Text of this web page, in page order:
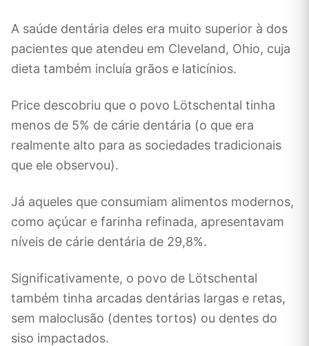
A saúde dentária deles era muito superior à dos
pacientes que atendeu em Cleveland, Ohio, cuja
dieta também incluía grãos e laticínios.
Price descobriu que o povo Lötschental tinha
menos de 5% de cárie dentária (o que era
realmente alto para as sociedades tradicionais
que ele observou).
Já aqueles que consumiam alimentos modernos,
como açúcar e farinha refinada, apresentavam
níveis de cárie dentária de 29,8%.
Significativamente, o povo de Lötschental
também tinha arcadas dentárias largas e retas,
sem maloclusão (dentes tortos) ou dentes do
siso impactados.